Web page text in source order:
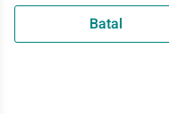
Batal